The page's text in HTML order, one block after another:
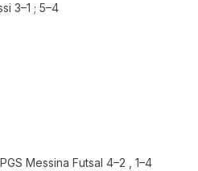
3–1 ; 5–4
Messina Futsal 4–2 , 1–4